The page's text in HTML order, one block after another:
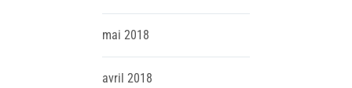
mai 2018
avril 2018